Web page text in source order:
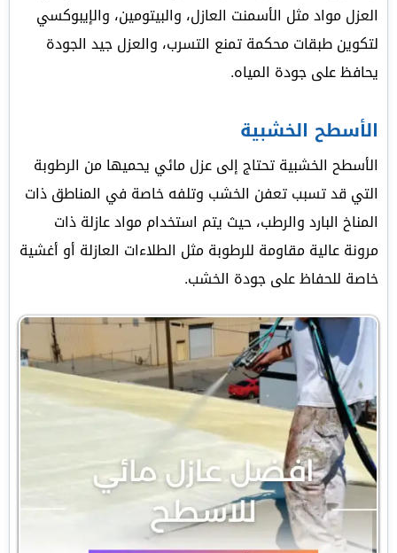
العزل مواد مثل الأسمنت العازل، والبيتومين، والإيبوكسي
لتكوين طبقات محكمة تمنع التسرب، والعزل جيد الجودة
يحافظ على جودة المياه.
الأسطح الخشبية
الأسطح الخشبية تحتاج إلى عزل مائي يحميها من الرطوبة
التي قد تسبب تعفن الخشب وتلفه خاصة في المناطق ذات
المناخ البارد والرطب، حيث يتم استخدام مواد عازلة ذات
مرونة عالية مقاومة للرطوبة مثل الطلاءات العازلة أو أغشية
خاصة للحفاظ على جودة الخشب.